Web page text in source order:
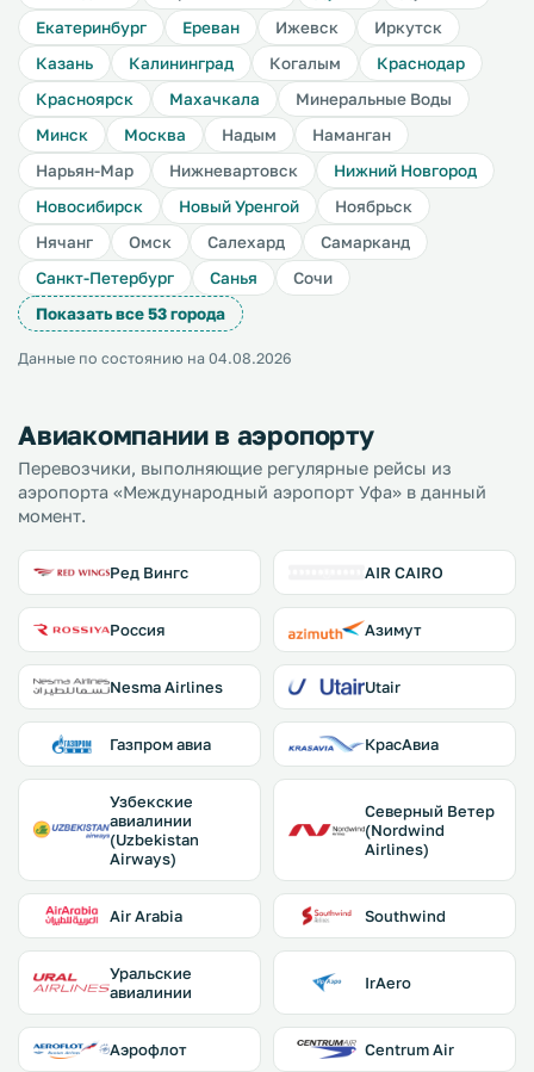
Екатеринбург
Ереван Ижевск
Иркутск
Казань
Калининград Когалым
Краснодар
Красноярск
Махачкала
Минеральные Воды
Минск
Москва Надым
Наманган
Нарьян-Мар
Нижневартовск
Нижний Новгород
Новосибирск
Новый Уренгой
Ноябрьск
Нячанг
Омск Салехард
Самарканд
Санкт-Петербург
Санья
Сочи
Показать все 53 города
Данные по состоянию на 04.08.2026
Авиакомпании в аэропорту
Перевозчики, выполняющие регулярные рейсы из
аэропорта «Международный аэропорт Уфа» в данный
момент.
Ред Вингс AIR CAIRO
Россия Азимут
Nesma Airlines Utair
Газпром авиа КрасАвиа
Узбекские
авиалинии
(Uzbekistan
Airways)
Северный Ветер
(Nordwind
Airlines)
Air Arabia Southwind
Уральские
авиалинии
IrAero
Аэрофлот Centrum Air